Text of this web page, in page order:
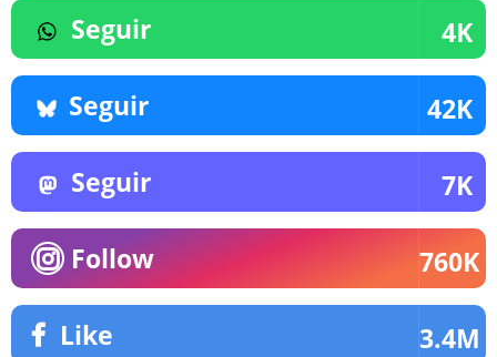
Seguir 4K
Seguir 42K
Seguir 7K
Follow 760K
Like 3.4M